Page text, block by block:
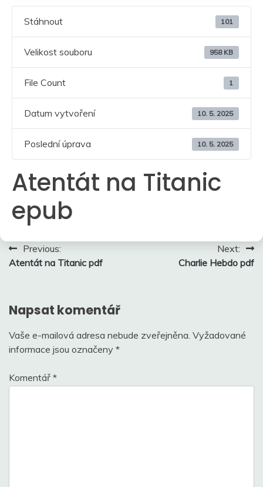
Stáhnout 101
Velikost souboru 958 KB
File Count 1
Datum vytvoření 10. 5. 2025
Poslední úprava 10. 5. 2025
Atentát na Titanic
epub
Navigace
pro
Previous:
Atentát na Titanic pdf
Next:
Charlie Hebdo pdf
Napsat komentář
Vaše e-mailová adresa nebude zveřejněna. Vyžadované
informace jsou označeny *
Komentář *